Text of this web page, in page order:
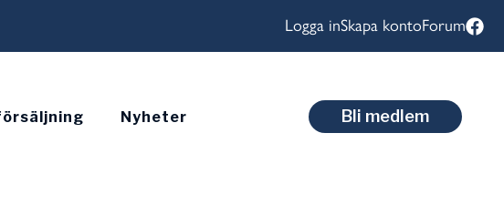
Logga inSkapa kontoForum
Nyheter Bli medlem